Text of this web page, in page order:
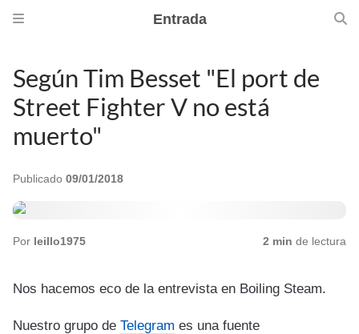
Entrada
Según Tim Besset "El port de
Street Fighter V no está
muerto"
Publicado 09/01/2018
Por leillo1975 2 min de lectura
Nos hacemos eco de la entrevista en Boiling Steam.
Nuestro grupo de Telegram es una fuente